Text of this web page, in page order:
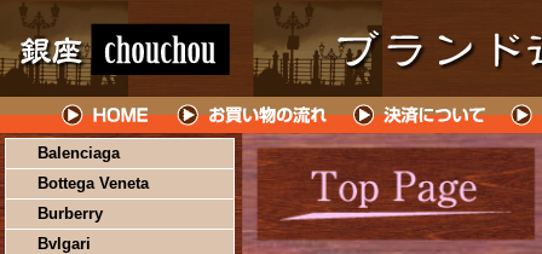
Balenciaga
Bottega Veneta
Burberry
Bvlgari